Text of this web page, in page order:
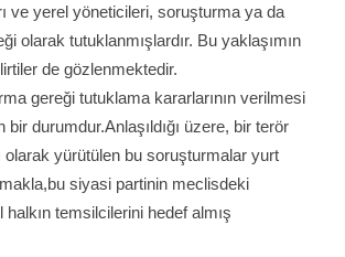
ve yerel yöneticileri, soruşturma ya da
olarak tutuklanmışlardır. Bu yaklaşımın
de gözlenmektedir.
gereği tutuklama kararlarının verilmesi
bir durumdur.Anlaşıldığı üzere, bir terör
olarak yürütülen bu soruşturmalar yurt
siyasi partinin meclisdeki
temsilcilerini hedef almış